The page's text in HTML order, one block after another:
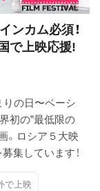
ンカム必須！
で上映応援!
りの日〜ベーシ
初の”最低限の
。ロシア５大映
集しています！
で上映